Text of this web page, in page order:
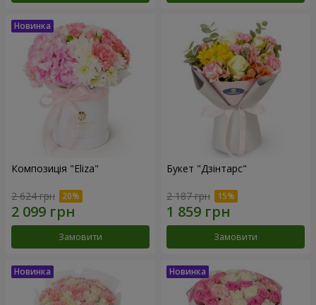
Композиція "Eliza"
2 624 грн
Замовити
Букет "Дзінтарс"
2 187 грн
Замовити